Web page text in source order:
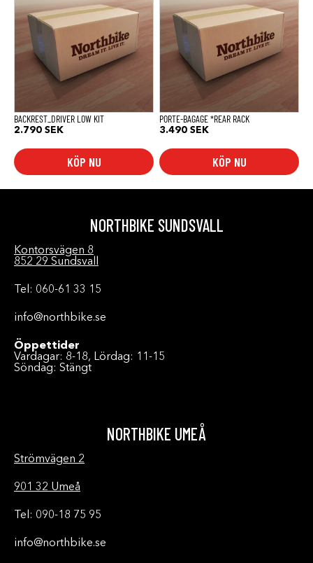
BACKREST_DRIVER LOW KIT
2.790 SEK
KÖP NU
PORTE-BAGAGE *REAR RACK
3.490 SEK
KÖP NU
NORTHBIKE SUNDSVALL
Kontorsvägen 8
852 29 Sundsvall
Tel: 060-61 33 15
info@northbike.se
Öppettider
Vardagar: 8-18, Lördag: 11-15
Söndag: Stängt
NORTHBIKE UMEÅ
Strömvägen 2
901 32 Umeå
Tel: 090-18 75 95
info@northbike.se